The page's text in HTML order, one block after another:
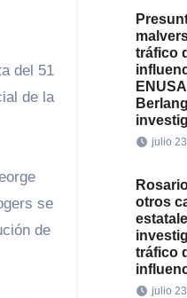
del 51
de la
se
de
tráfico
julio
otros
tráfico
julio